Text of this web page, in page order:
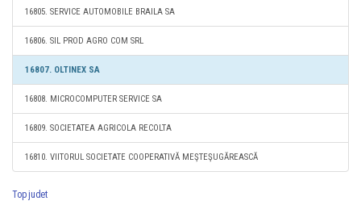
16805. SERVICE AUTOMOBILE BRAILA SA
16806. SIL PROD AGRO COM SRL
16807. OLTINEX SA
16808. MICROCOMPUTER SERVICE SA
16809. SOCIETATEA AGRICOLA RECOLTA
16810. VIITORUL SOCIETATE COOPERATIVĂ MEŞTEŞUGĂREASCĂ
Top judet